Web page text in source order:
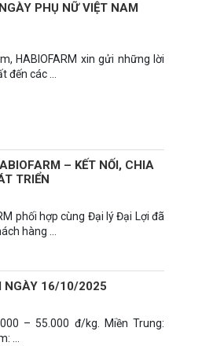
PHỤ NỮ VIỆT NAM
HABIOFARM xin gửi những lời
đến các …
– KẾT NỐI, CHIA
TRIỂN
phối hợp cùng Đại lý Đại Lợi đã
hàng …
NGÀY 16/10/2025
– 55.000 đ/kg. Miền Trung:
…